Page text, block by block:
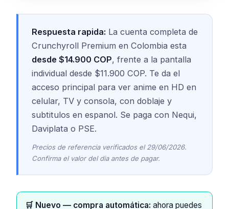
Respuesta rapida: La cuenta completa de
Crunchyroll Premium en Colombia esta
desde $14.900 COP, frente a la pantalla
individual desde $11.900 COP. Te da el
acceso principal para ver anime en HD en
celular, TV y consola, con doblaje y
subtitulos en espanol. Se paga con Nequi,
Daviplata o PSE.
Precios de referencia verificados el 29/06/2026.
Confirma el valor del dia antes de pagar.
🛒 Nuevo — compra automática: ahora puedes